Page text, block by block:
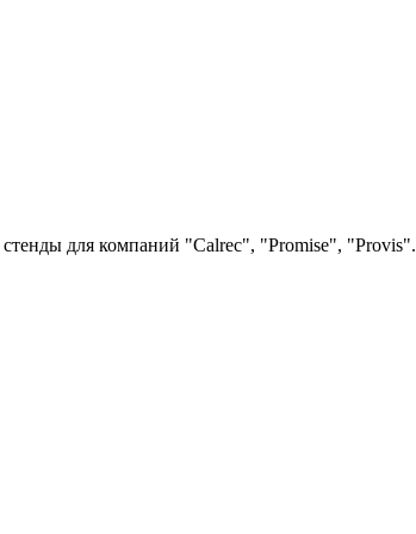
для компаний "Calrec", "Promise", "Provis".